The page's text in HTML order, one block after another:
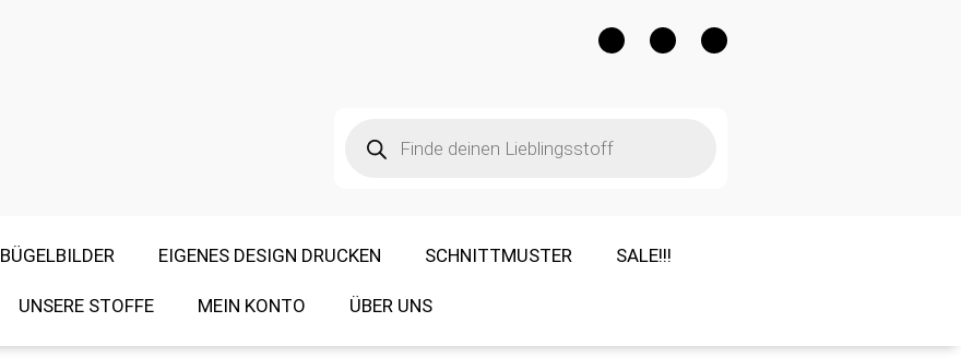
BÜGELBILDER EIGENES DESIGN DRUCKEN SCHNITTMUSTER SALE!!!
UNSERE STOFFE MEIN KONTO ÜBER UNS